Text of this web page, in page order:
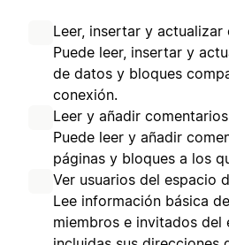
Leer, insertar y actualizar
Puede leer, insertar y
de datos y bloques
conexión.
Leer y añadir comentarios
Puede leer y añadir
páginas y bloques a los
Ver usuarios del espacio
Lee información básica
miembros e invitados del